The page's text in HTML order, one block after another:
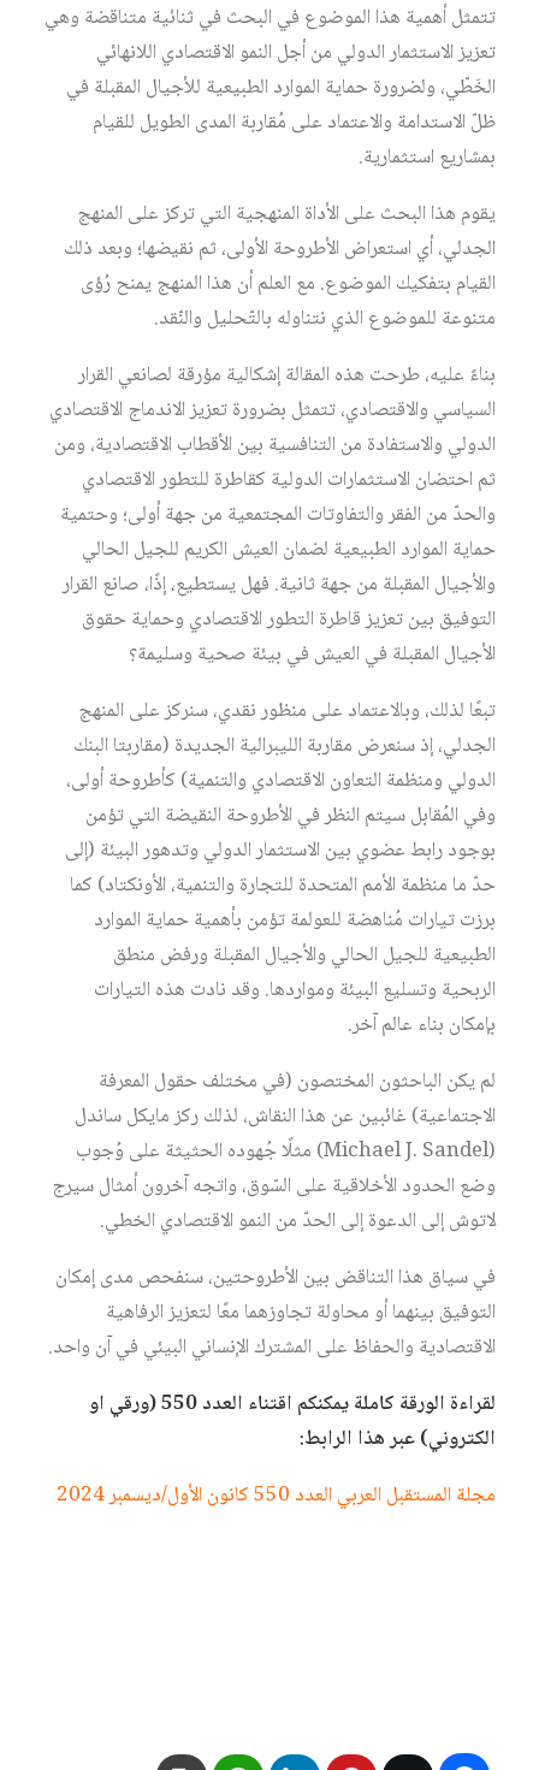
تتمثل أهمية هذا الموضوع في البحث في ثنائية متناقضة وهي
تعزيز الاستثمار الدولي من أجل النمو الاقتصادي اللانهائي
الخَطّي، ولضرورة حماية الموارد الطبيعية للأجيال المقبلة في
ظلّ الاستدامة والاعتماد على مُقاربة المدى الطويل للقيام
بمشاريع استثمارية.
يقوم هذا البحث على الأداة المنهجية التي تركز على المنهج
الجدلي، أي استعراض الأطروحة الأولى، ثم نقيضها؛ وبعد ذلك
القيام بتفكيك الموضوع. مع العلم أن هذا المنهج يمنح رُؤى
متنوعة للموضوع الذي نتناوله بالتّحليل والنّقد.
بناءً عليه، طرحت هذه المقالة إشكالية مؤرقة لصانعي القرار
السياسي والاقتصادي، تتمثل بضرورة تعزيز الاندماج الاقتصادي
الدولي والاستفادة من التنافسية بين الأقطاب الاقتصادية، ومن
ثم احتضان الاستثمارات الدولية كقاطرة للتطور الاقتصادي
والحدّ من الفقر والتفاوتات المجتمعية من جهة أولى؛ وحتمية
حماية الموارد الطبيعية لضمان العيش الكريم للجيل الحالي
والأجيال المقبلة من جهة ثانية. فهل يستطيع، إذًا، صانع القرار
التوفيق بين تعزيز قاطرة التطور الاقتصادي وحماية حقوق
الأجيال المقبلة في العيش في بيئة صحية وسليمة؟
تبعًا لذلك، وبالاعتماد على منظور نقدي، سنركز على المنهج
الجدلي، إذ سنعرض مقاربة الليبرالية الجديدة (مقاربتا البنك
الدولي ومنظمة التعاون الاقتصادي والتنمية) كأطروحة أولى،
وفي المُقابل سيتم النظر في الأطروحة النقيضة التي تؤمن
بوجود رابط عضوي بين الاستثمار الدولي وتدهور البيئة (إلى
حدّ ما منظمة الأمم المتحدة للتجارة والتنمية، الأونكتاد) كما
برزت تيارات مُناهضة للعولمة تؤمن بأهمية حماية الموارد
الطبيعية للجيل الحالي والأجيال المقبلة ورفض منطق
الربحية وتسليع البيئة ومواردها. وقد نادت هذه التيارات
بإمكان بناء عالم آخر.
لم يكن الباحثون المختصون (في مختلف حقول المعرفة
الاجتماعية) غائبين عن هذا النقاش، لذلك ركز مايكل ساندل
(Michael J. Sandel) مثلًا جُهوده الحثيثة على وُجوب
وضع الحدود الأخلاقية على السّوق، واتجه آخرون أمثال سيرج
لاتوش إلى الدعوة إلى الحدّ من النمو الاقتصادي الخطي.
في سياق هذا التناقض بين الأطروحتين، سنفحص مدى إمكان
التوفيق بينهما أو محاولة تجاوزهما معًا لتعزيز الرفاهية
الاقتصادية والحفاظ على المشترك الإنساني البيئي في آن واحد.
لقراءة الورقة كاملة يمكنكم اقتناء العدد 550 (ورقي او
الكتروني) عبر هذا الرابط:
مجلة المستقبل العربي العدد 550 كانون الأول/ديسمبر 2024